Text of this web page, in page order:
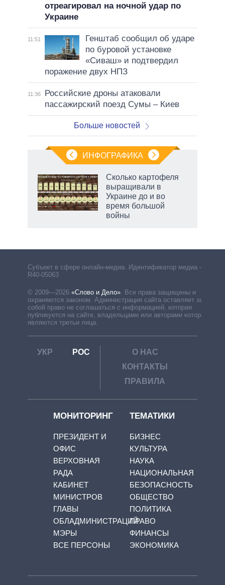
отреагировал на ночной удар по
Украине
11:51
Генштаб сообщил об ударе
по буровой установке
«Сиваш» и подтвердил
поражение двух НПЗ
11:36
Российские дроны атаковали
пассажирский поезд Сумы – Киев
Больше новостей
ИНФОГРАФИКА
Сколько картофеля
выращивали в
Украине до и во
время большой
войны
Субъект в сфере онлайн-медиа. Идентификатор медиа –
R40-05063
© 2009—2026 «Слово и Дело» Все права защищены и
охраняются законом. Администрация сайта оставляет за
собой право не соглашаться с информацией, которая
публикуется на сайте, владельцами или авторами которой
являются третьи лица.
УКР РОС
О НАС
КОНТАКТЫ
ПРАВИЛА
МОНИТОРИНГ
ПРЕЗИДЕНТ И
ОФИС
ВЕРХОВНАЯ
РАДА
КАБИНЕТ
МИНИСТРОВ
ГЛАВЫ
ОБЛАДМИНИСТРАЦИЙ
МЭРЫ
ВСЕ ПЕРСОНЫ
ТЕМАТИКИ
БИЗНЕС
КУЛЬТУРА
НАУКА
НАЦИОНАЛЬНАЯ
БЕЗОПАСНОСТЬ
ОБЩЕСТВО
ПОЛИТИКА
ПРАВО
ФИНАНСЫ
ЭКОНОМИКА